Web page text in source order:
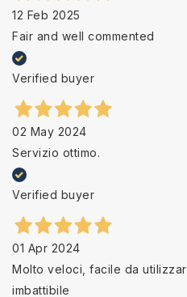
12 Feb 2025
Fair and well commented
Verified buyer
02 May 2024
Servizio ottimo.
Verified buyer
01 Apr 2024
Molto veloci, facile da
imbattibile